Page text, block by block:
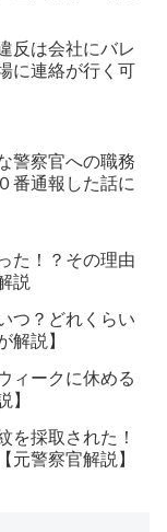
反は会社にバレ
に連絡が行く可
警察官への職務
番通報した話に
た！？その理由
説
つ？どれくらい
解説】
ィークに休める
】
を採取された！
元警察官解説】